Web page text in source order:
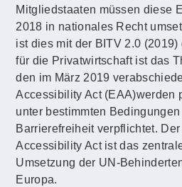
Mitgliedstaaten müssen diese
2018 in nationales Recht
ist dies mit der BITV 2.0
für die Privatwirtschaft ist das
den im März 2019
Accessibility Act (EAA)werden
unter bestimmten
Barrierefreiheit verpflichtet.
Accessibility Act ist das
Umsetzung der UN-
Europa.